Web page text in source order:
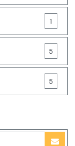
1
5
5